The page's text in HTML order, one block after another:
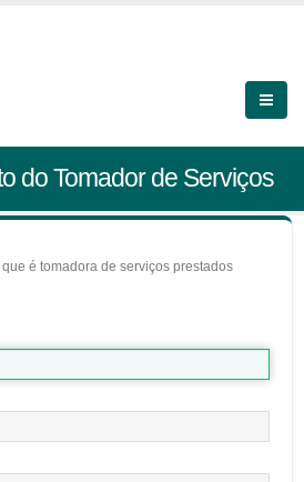
do Tomador de Serviços
é tomadora de serviços prestados